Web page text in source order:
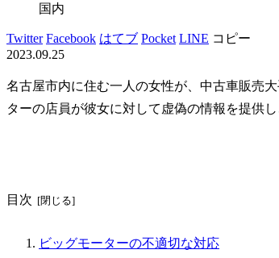
国内
Twitter Facebook はてブ Pocket LINE コピー
2023.09.25
名古屋市内に住む一人の女性が、中古車販売
ターの店員が彼女に対して虚偽の情報を提供
目次
ビッグモーターの不適切な対応